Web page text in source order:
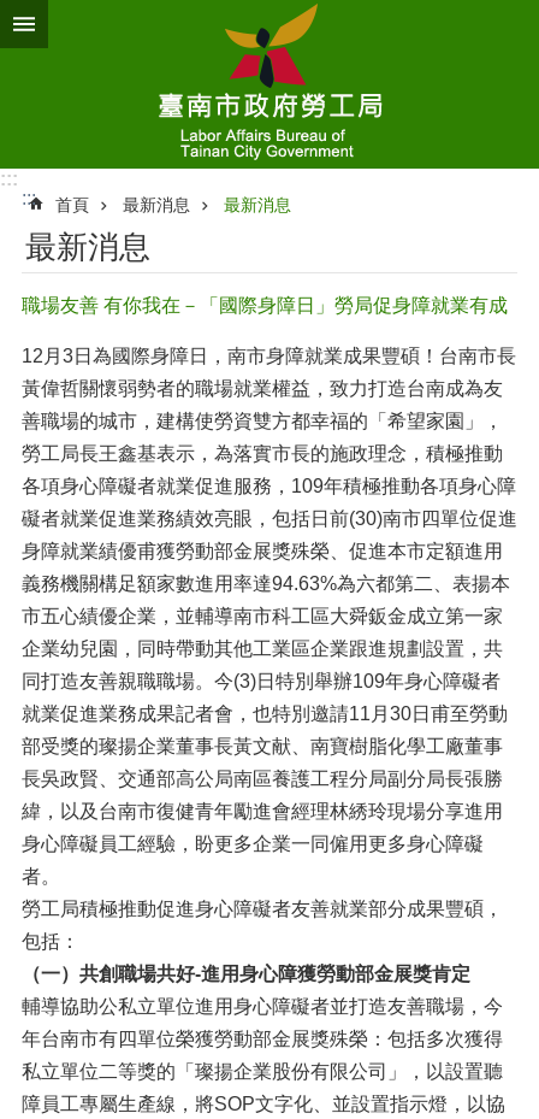
跳到主要內容區塊
:::
:::
首頁 最新消息 最新消息
最新消息
職場友善 有你我在－「國際身障日」勞局促身障就業有成
12月3日為國際身障日，南市身障就業成果豐碩！台南市長
黃偉哲關懷弱勢者的職場就業權益，致力打造台南成為友
善職場的城市，建構使勞資雙方都幸福的「希望家園」，
勞工局長王鑫基表示，為落實市長的施政理念，積極推動
各項身心障礙者就業促進服務，109年積極推動各項身心障
礙者就業促進業務績效亮眼，包括日前(30)南市四單位促進
身障就業績優甫獲勞動部金展獎殊榮、促進本市定額進用
義務機關構足額家數進用率達94.63%為六都第二、表揚本
市五心績優企業，並輔導南市科工區大舜鈑金成立第一家
企業幼兒園，同時帶動其他工業區企業跟進規劃設置，共
同打造友善親職職場。今(3)日特別舉辦109年身心障礙者
就業促進業務成果記者會，也特別邀請11月30日甫至勞動
部受獎的璨揚企業董事長黃文献、南寶樹脂化學工廠董事
長吳政賢、交通部高公局南區養護工程分局副分局長張勝
緯，以及台南市復健青年勵進會經理林綉玲現場分享進用
身心障礙員工經驗，盼更多企業一同僱用更多身心障礙
者。
勞工局積極推動促進身心障礙者友善就業部分成果豐碩，
包括：
（一）共創職場共好-進用身心障獲勞動部金展獎肯定
輔導協助公私立單位進用身心障礙者並打造友善職場，今
年台南市有四單位榮獲勞動部金展獎殊榮：包括多次獲得
私立單位二等獎的「璨揚企業股份有限公司」，以設置聽
障員工專屬生產線，將SOP文字化、並設置指示燈，以協